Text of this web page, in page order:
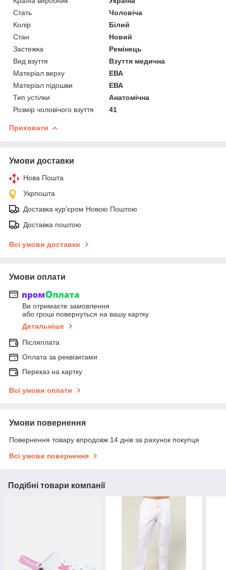
Стать
Чоловіча
Колір
Білий
Стан
Новий
Застежка
Ремінець
Вид взуття
Взуття медична
Матеріал верху
ЕВА
Матеріал підошви
ЕВА
Тип устілки
Анатомічна
Розмір чоловічого взуття
41
Приховати
Умови доставки
Нова Пошта
Укрпошта
Доставка кур'єром Новою Поштою
Доставка поштою
Всі умови доставки
Умови оплати
Ви отримаєте замовлення
або гроші повернуться на вашу картку
Детальніше
Післяплата
Оплата за реквізитами
Переказ на картку
Всі умови оплати
Умови повернення
Повернення товару впродовж 14 днів за рахунок покупця
Всі умови повернення
Подібні товари компанії